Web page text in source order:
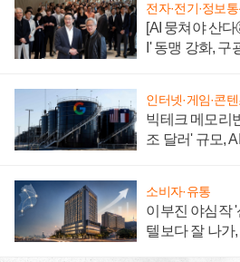
전자·전기·정보
[AI 뭉쳐야 산
I' 동맹 강화, 구
인터넷·게임·콘
빅테크 메모리
조 달러' 규모,
소비자·유통
이부진 야심작
텔보다 잘 나가,